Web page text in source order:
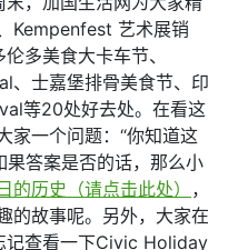
Kempenfest 艺术展销
多美食大卡车节、
、士嘉堡排骨美食节、印
等20处好去处。在看这
家一个问题：“你知道这
答案是否的话，那么小
的历史（请点击此处） ，
的故事呢。另外，大家在
查看一下Civic Holiday